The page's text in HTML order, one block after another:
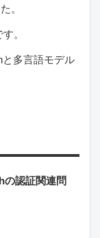
。
。
多言語モデル
の認証関連問